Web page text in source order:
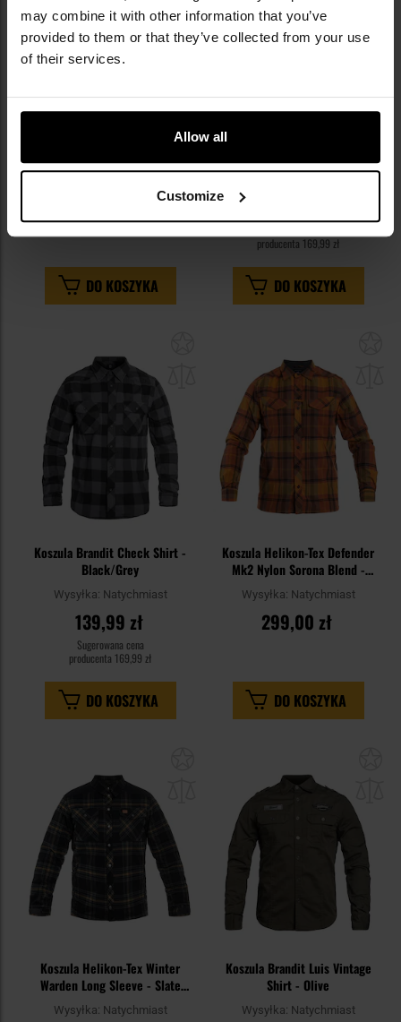
may combine it with other information that you’ve
provided to them or that they’ve collected from your use
of their services.
Allow all
Customize
Koszula Mil-Tec Tropical Rip-
DO KOSZYKA
Koszula Brandit Check Shirt -
producenta 169,99 zł
DO KOSZYKA
schowka
Koszula Brandit Check Shirt -
Black/Grey
Wysyłka: Natychmiast
139,99 zł
Sugerowana cena
producenta 169,99 zł
DO KOSZYKA
Koszula Helikon-Tex Defender
Mk2 Nylon Sorona Blend -
Evening Pumpkin Plaid
Wysyłka: Natychmiast
299,00 zł
DO KOSZYKA
schowka
Koszula Helikon-Tex Winter
Warden Long Sleeve - Slate
Moorland Plaid
Wysyłka: Natychmiast
Koszula Brandit Luis Vintage
Shirt - Olive
Wysyłka: Natychmiast